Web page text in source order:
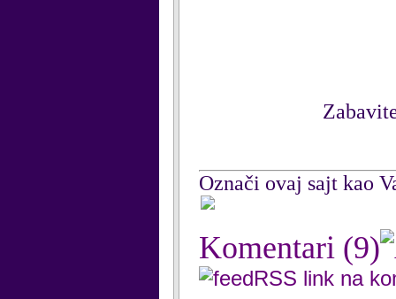
Označi ovaj sajt kao
Komentari (9)
RSS link na